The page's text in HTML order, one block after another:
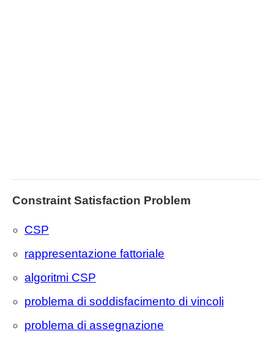
Constraint Satisfaction Problem
CSP
rappresentazione fattoriale
algoritmi CSP
problema di soddisfacimento di vincoli
problema di assegnazione